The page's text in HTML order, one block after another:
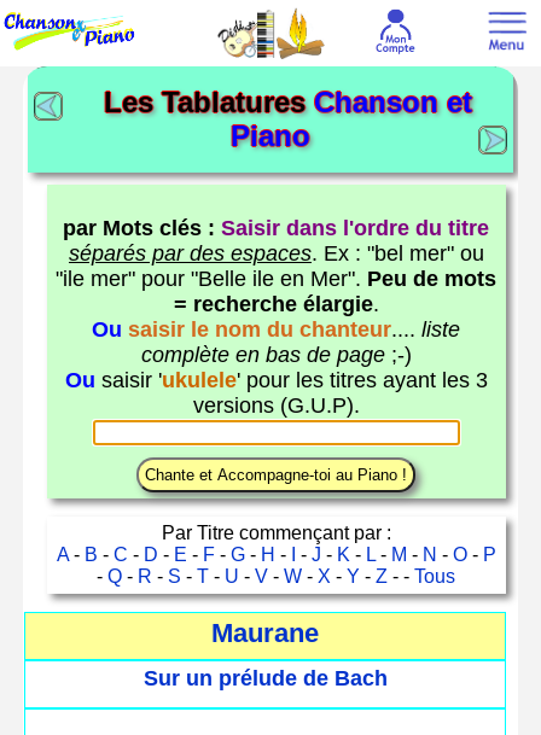
Les TablaturesChanson et
Piano
par Mots clés :Saisir dans l'ordre du titre
séparés par des espaces. Ex : "bel mer" ou
"ile mer" pour "Belle ile en Mer". Peu de mots
= recherche élargie.
Ou saisir le nom du chanteur....liste
complète en bas de page;-)
Ou saisir 'ukulele' pour les titres ayant les 3
versions (G.U.P).
Par Titre commençant par :
A- B - C - D - E - F- G- H - - J - K - L- M - N - O- P
-Q - R - S -T - U -V -W - X -Y -Z - -Tous
Maurane
Sur un prélude de Bach